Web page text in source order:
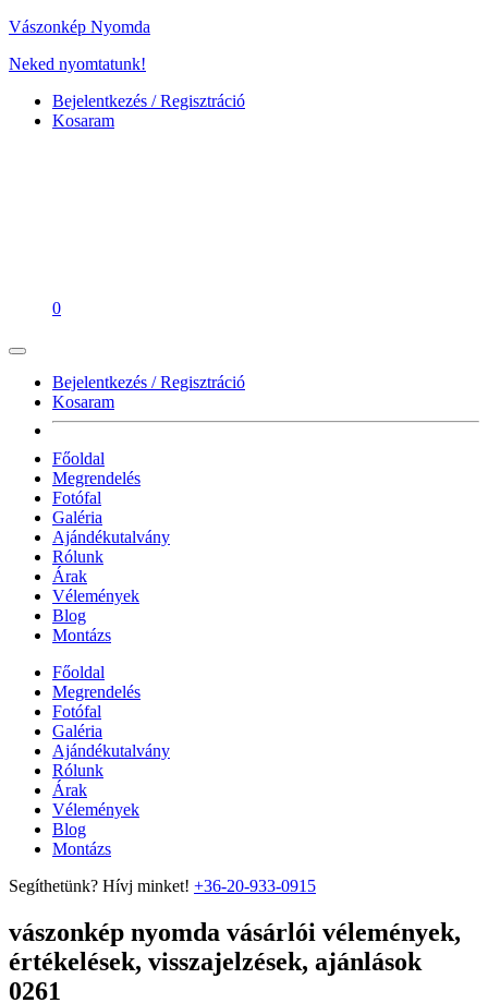
Vászonkép Nyomda
Neked nyomtatunk!
Bejelentkezés / Regisztráció
Kosaram
0
Bejelentkezés / Regisztráció
Kosaram
Főoldal
Megrendelés
Fotófal
Galéria
Ajándékutalvány
Rólunk
Árak
Vélemények
Blog
Montázs
Főoldal
Megrendelés
Fotófal
Galéria
Ajándékutalvány
Rólunk
Árak
Vélemények
Blog
Montázs
Segíthetünk? Hívj minket! +36-20-933-0915
vászonkép nyomda vásárlói vélemények,
értékelések, visszajelzések, ajánlások
0261